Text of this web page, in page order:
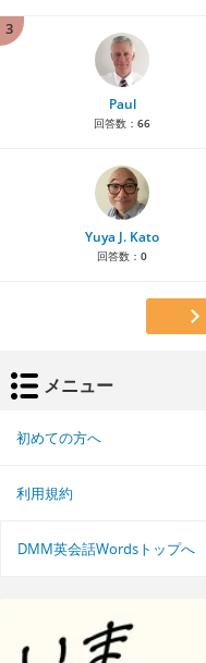
3
Paul
回答数： 66
Yuya J. Kato
回答数： 0
メニュー
初めての方へ
利用規約
DMM英会話Wordsトップへ